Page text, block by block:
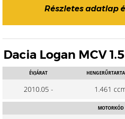
Részletes adatlap
Dacia Logan MCV
ÉVJÁRAT
2010.05 - 1.461
MOTORKÓD